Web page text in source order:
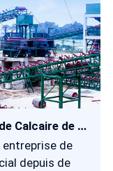
entreprise de
depuis de
Usine de Concassage de Galet et de Calcaire de 500 t/h